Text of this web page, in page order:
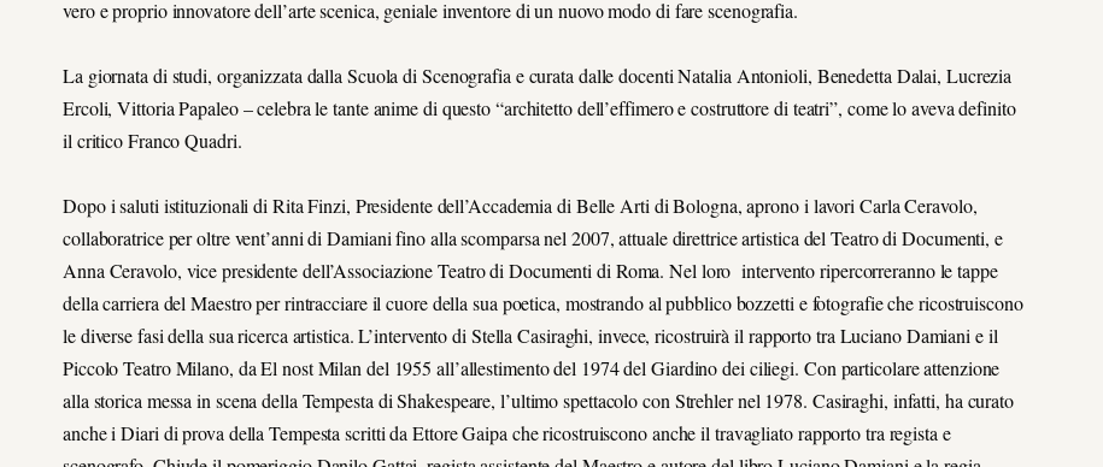
vero e proprio innovatore dell’arte scenica, geniale inventore di un nuovo modo di fare scenografia.
La giornata di studi, organizzata dalla Scuola di Scenografia e curata dalle docenti Natalia Antonioli, Benedetta Dalai, Lucrezia
Ercoli, Vittoria Papaleo – celebra le tante anime di questo “architetto dell’effimero e costruttore di teatri”, come lo aveva definito
il critico Franco Quadri.
Dopo i saluti istituzionali di Rita Finzi, Presidente dell’Accademia di Belle Arti di Bologna, aprono i lavori Carla Ceravolo,
collaboratrice per oltre vent’anni di Damiani fino alla scomparsa nel 2007, attuale direttrice artistica del Teatro di Documenti, e
Anna Ceravolo, vice presidente dell’Associazione Teatro di Documenti di Roma. Nel loro intervento ripercorreranno le tappe
della carriera del Maestro per rintracciare il cuore della sua poetica, mostrando al pubblico bozzetti e fotografie che ricostruiscono
le diverse fasi della sua ricerca artistica. L’intervento di Stella Casiraghi, invece, ricostruirà il rapporto tra Luciano Damiani e il
Piccolo Teatro Milano, da El nost Milan del 1955 all’allestimento del 1974 del Giardino dei ciliegi. Con particolare attenzione
alla storica messa in scena della Tempesta di Shakespeare, l’ultimo spettacolo con Strehler nel 1978. Casiraghi, infatti, ha curato
anche i Diari di prova della Tempesta scritti da Ettore Gaipa che ricostruiscono anche il travagliato rapporto tra regista e